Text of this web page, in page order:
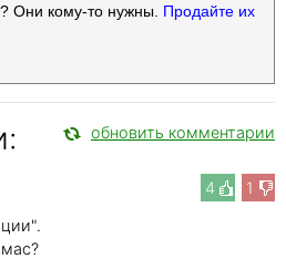
Они кому-то нужны. Продайте их
обновить комментарии
4 1